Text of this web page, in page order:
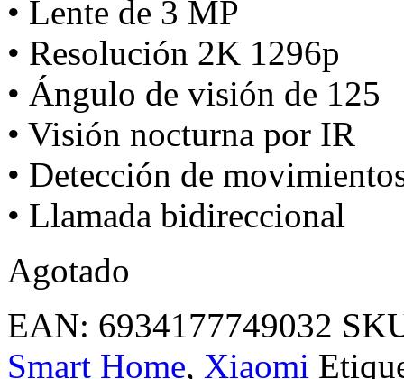
• Lente de 3 MP
• Resolución 2K 1296p
• Ángulo de visión de 125
• Visión nocturna por IR
• Detección de
• Llamada bidireccional
Agotado
EAN: 6934177749032
Smart Home, Xiaomi